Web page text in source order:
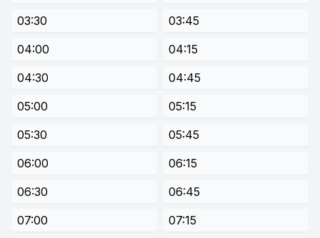
03:30
03:45
04:00
04:15
04:30
04:45
05:00
05:15
05:30
05:45
06:00
06:15
06:30
06:45
07:00
07:15